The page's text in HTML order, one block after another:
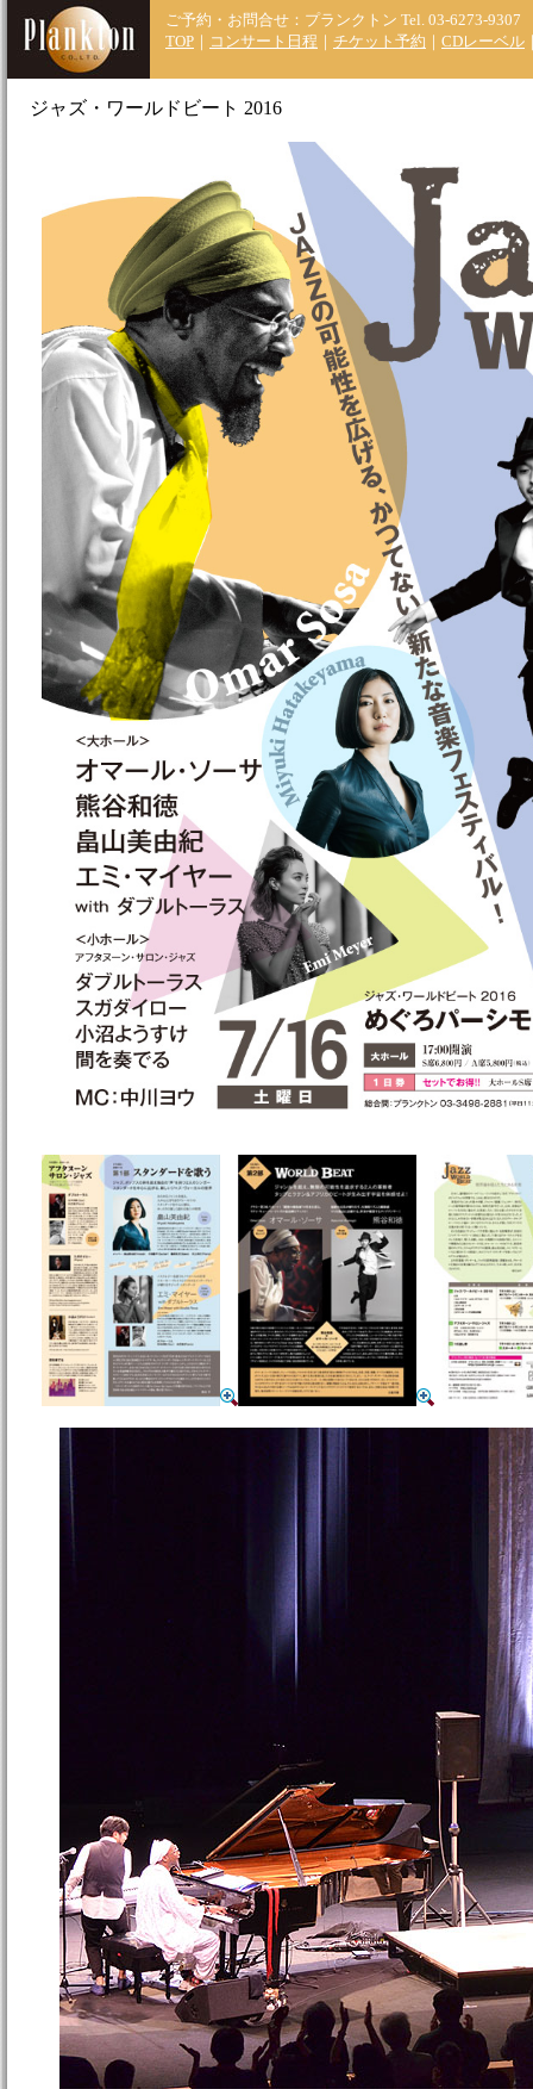
ご予約・お問合せ：プランクトン Tel. 03-6273-9307
TOP ｜ コンサート日程 ｜ チケット予約 ｜ CDレーベル
ジャズ・ワールドビート 2016